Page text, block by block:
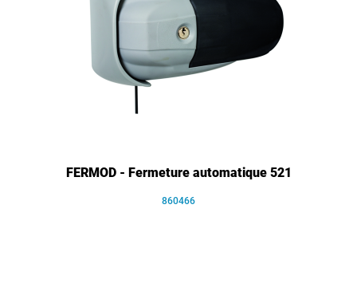
FERMOD - Fermeture automatique 521
860466